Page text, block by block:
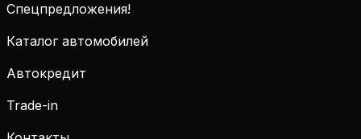
Спецпредложения!
Каталог автомобилей
Автокредит
Trade-in